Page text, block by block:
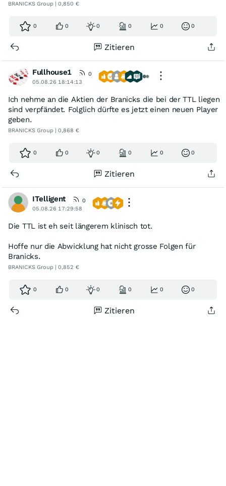
BRANICKS Group | 0,850 €
0 0 0 0 0 0
Zitieren
Fullhouse1
0
05.08.26 18:14:13
Ich nehme an die Aktien der Branicks die bei der TTL liegen
sind verpfändet. Folglich dürfte es jetzt einen neuen Player
geben.
BRANICKS Group | 0,868 €
0 0 0 0 0 0
Zitieren
ITelligent
0
05.08.26 17:29:58
Die TTL ist eh seit längerem klinisch tot.
Hoffe nur die Abwicklung hat nicht grosse Folgen für
Branicks.
BRANICKS Group | 0,852 €
0 0 0 0 0 0
Zitieren